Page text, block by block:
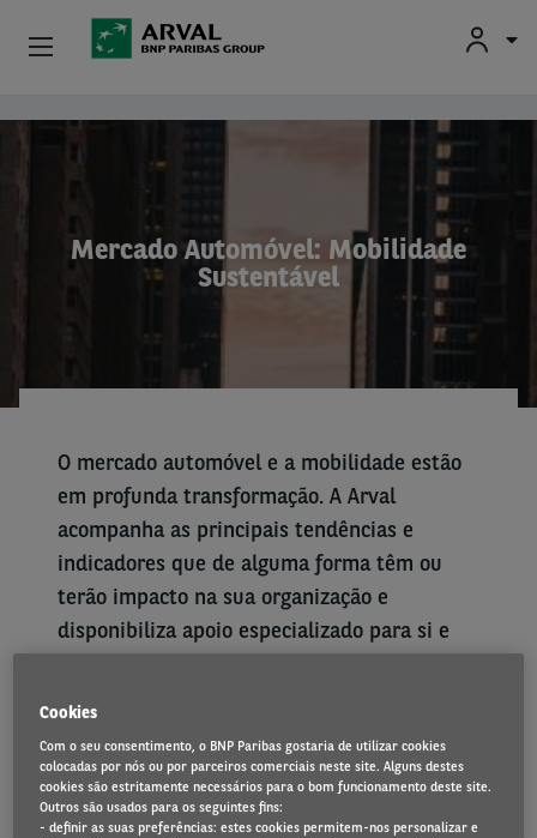
Mercado Automóvel: Mobilidade
Sustentável
O mercado automóvel e a mobilidade estão
em profunda transformação. A Arval
acompanha as principais tendências e
indicadores que de alguma forma têm ou
terão impacto na sua organização e
disponibiliza apoio especializado para si e
mobilidade.
Particulares
Médias E Grandes Empresas
Cookies
Com o seu consentimento, o BNP Paribas gostaria de utilizar cookies
colocadas por nós ou por parceiros comerciais neste site. Alguns destes
cookies são estritamente necessários para o bom funcionamento deste site.
Outros são usados para os seguintes fins:
- definir as suas preferências: estes cookies permitem-nos personalizar e